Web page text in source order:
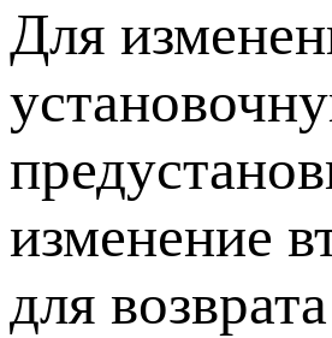
Для
изменение
для